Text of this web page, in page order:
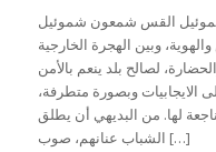
شموئيل القس شمعون شموئيل
وبين الهجرة الخارجية
لصالح بلد ينعم بالأمن
الايجابيات وبصورة متطرفة،
لها. من البديهي أن يطلق
الشباب عنانهم، صوب […]